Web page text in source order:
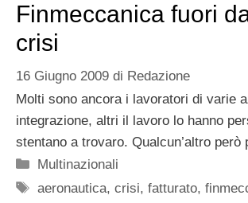
Finmeccanica fuori
crisi
16 Giugno 2009 di Redazione
Molti sono ancora i lavoratori di varie
integrazione, altri il lavoro lo hanno
stentano a trovaro. Qualcun’altro però
Categorie
Multinazionali
Tag
aeronautica,crisi,fatturato,